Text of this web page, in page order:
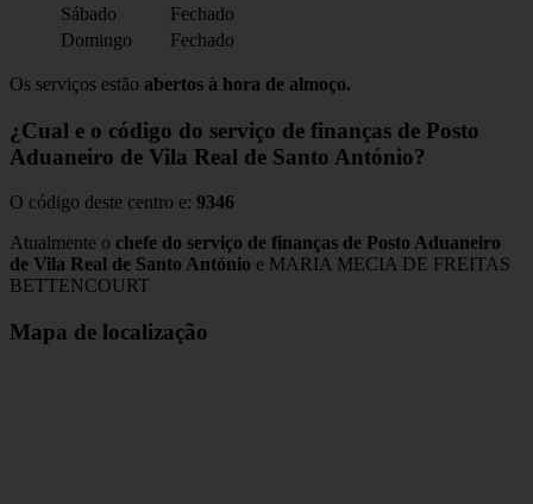
Sábado
Fechado
Domingo
Fechado
Os serviços estão abertos à hora de almoço.
¿Cual e o código do serviço de finanças de Posto
Aduaneiro de Vila Real de Santo António?
O código deste centro e: 9346
Atualmente o chefe do serviço de finanças de Posto Aduaneiro
de Vila Real de Santo António e MARIA MECIA DE FREITAS
BETTENCOURT
Mapa de localização